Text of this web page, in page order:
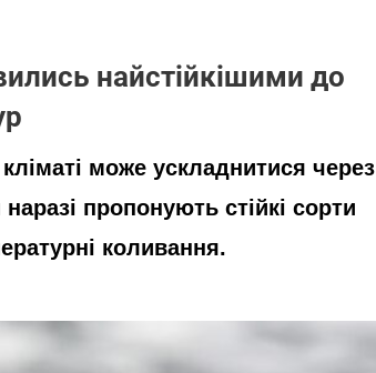
найстійкішими до
може ускладнитися через
пропонують стійкі сорти
коливання.